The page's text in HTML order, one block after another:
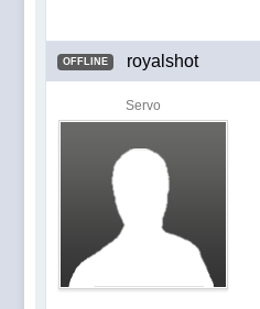
OFFLINE royalshot
Servo